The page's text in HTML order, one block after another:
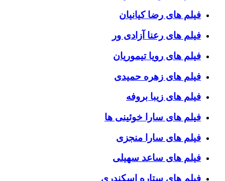
فیلم های رضا کیانیان
فیلم های رعنا آزادی ور
فیلم های رویا تیموریان
فیلم های زهره حمیدی
فیلم های زیبا بروفه
فیلم های سارا خوئینی ها
فیلم های سارا منجزی
فیلم های ساعد سهیلی
فیلم های ستاره اسکندری